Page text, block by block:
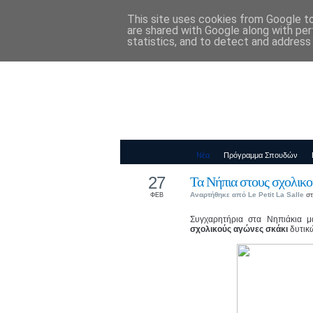
Παιδικός
Νέα Πρόγραμμα Σπουδών
Τα Νήπια στους
Αναρτήθηκε από Le Petit La Salle
27
ΦΕΒ
Συγχαρητήρια στα Νηπιάκια
σχολικούς αγώνες σκάκι
This site uses cookies from Google
are shared with Google along with
statistics, and to detect and address